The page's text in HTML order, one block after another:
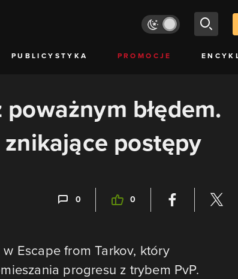
PUBLICYSTYKA PROMOCJE
błędem.
znikające postępy
0 0
Escape from Tarkov, który
progresu z trybem PvP.